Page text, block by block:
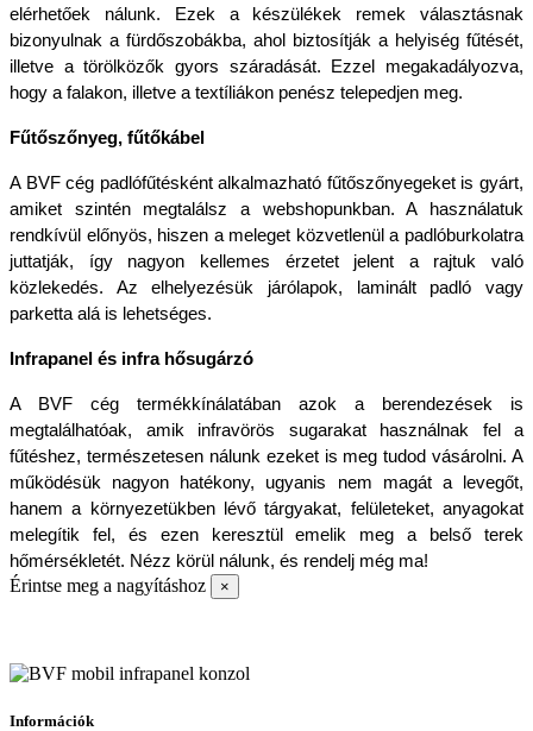
elérhetőek nálunk. Ezek a készülékek remek választásnak
bizonyulnak a fürdőszobákba, ahol biztosítják a helyiség fűtését,
illetve a törölközők gyors száradását. Ezzel megakadályozva,
hogy a falakon, illetve a textíliákon penész telepedjen meg.
Fűtőszőnyeg, fűtőkábel
A BVF cég padlófűtésként alkalmazható fűtőszőnyegeket is gyárt,
amiket szintén megtalálsz a webshopunkban. A használatuk
rendkívül előnyös, hiszen a meleget közvetlenül a padlóburkolatra
juttatják, így nagyon kellemes érzetet jelent a rajtuk való
közlekedés. Az elhelyezésük járólapok, laminált padló vagy
parketta alá is lehetséges.
Infrapanel és infra hősugárzó
A BVF cég termékkínálatában azok a berendezések is
megtalálhatóak, amik infravörös sugarakat használnak fel a
fűtéshez, természetesen nálunk ezeket is meg tudod vásárolni. A
működésük nagyon hatékony, ugyanis nem magát a levegőt,
hanem a környezetükben lévő tárgyakat, felületeket, anyagokat
melegítik fel, és ezen keresztül emelik meg a belső terek
hőmérsékletét. Nézz körül nálunk, és rendelj még ma!
Érintse meg a nagyításhoz ×
Információk